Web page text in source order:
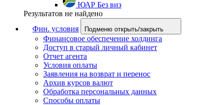
ЮАР Без виз
Результатов не найдено
Фин. условия
Подменю открыть/закрыть
Финансовое обеспечение холдинга
Доступ в старый личный кабинет
Отчет агента
Условия оплаты
Заявления на возврат и перенос
Архив курсов валют
Обработка персональных данных
Способы оплаты